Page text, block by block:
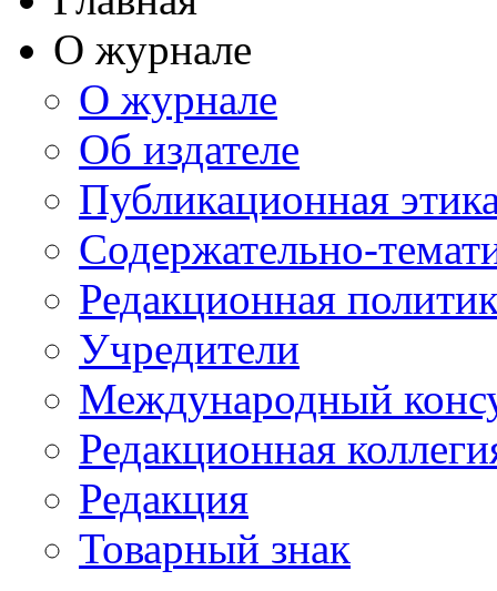
О журнале
О журнале
Об издателе
Публикационная
Содержательно-
Редакционная
Учредители
Международный
Редакционная
Редакция
Товарный знак